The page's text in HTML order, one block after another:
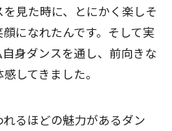
見た時に、とにかく楽しそ
になれたんです。そして実
身ダンスを通し、前向きな
してきました。
るほどの魅力があるダン